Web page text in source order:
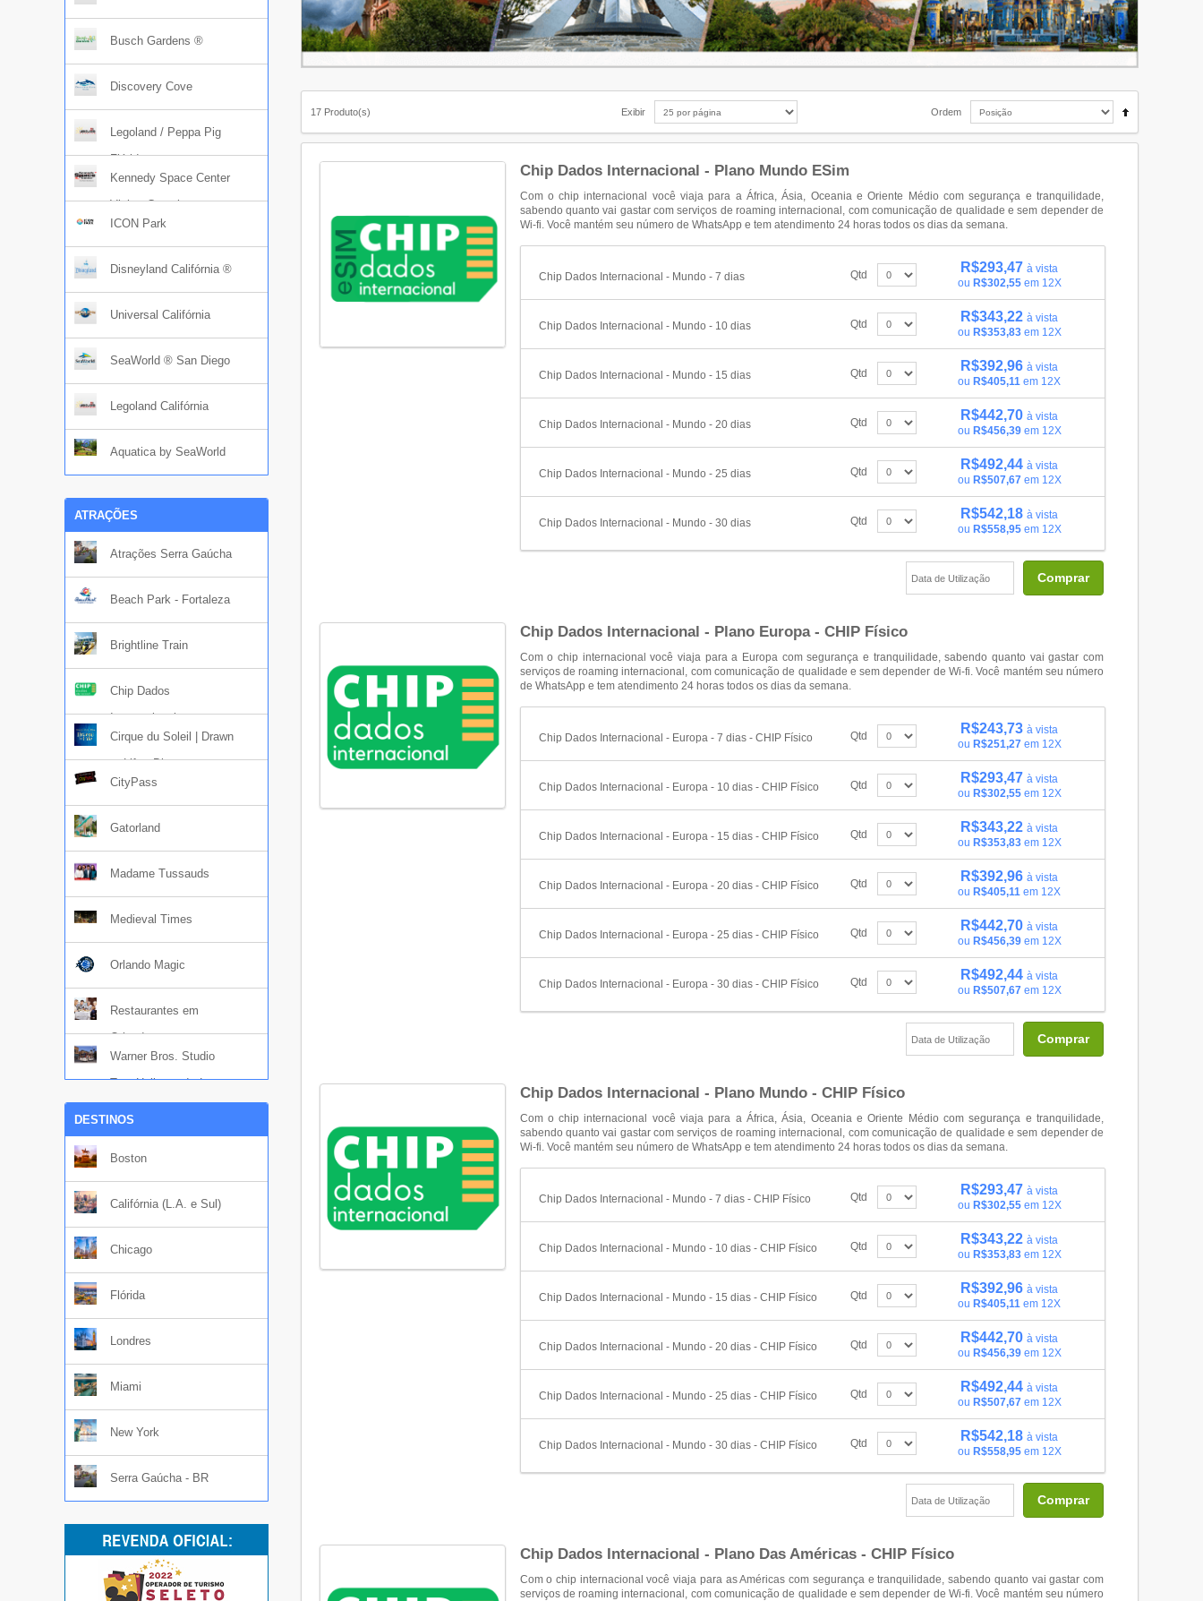
Busch Gardens ®
Discovery Cove
Legoland / Peppa Pig
Flórida
Kennedy Space Center
Visitor Complex
ICON Park
Disneyland Califórnia ®
Universal Califórnia
SeaWorld ® San Diego
Legoland Califórnia
Aquatica by SeaWorld
ATRAÇÕES
Atrações Serra Gaúcha
Beach Park - Fortaleza
Brightline Train
Chip Dados
Internacional
Cirque du Soleil | Drawn
to Life - Disney
CityPass
Gatorland
Madame Tussauds
Medieval Times
Orlando Magic
Restaurantes em
Orlando
Warner Bros. Studio
Tour Hollywood - Los
DESTINOS
Boston
Califórnia (L.A. e Sul)
Chicago
Flórida
Londres
Miami
New York
Serra Gaúcha - BR
17 Produto(s) Exibir Ordem
Chip Dados Internacional - Plano Mundo ESim
Com o chip internacional você viaja para a África, Ásia, Oceania e Oriente Médio com segurança e tranquilidade,
sabendo quanto vai gastar com serviços de roaming internacional, com comunicação de qualidade e sem depender de
Wi-fi. Você mantém seu número de WhatsApp e tem atendimento 24 horas todos os dias da semana.
Chip Dados Internacional - Mundo - 7 dias Qtd R$293,47à vista
ou R$302,55em 12X
Chip Dados Internacional - Mundo - 10 dias Qtd R$343,22à vista
ou R$353,83em 12X
Chip Dados Internacional - Mundo - 15 dias Qtd R$392,96à vista
ou R$405,11 em 12X
Chip Dados Internacional - Mundo - 20 dias Qtd R$442,70à vista
ou R$456,39em 12X
Chip Dados Internacional - Mundo - 25 dias Qtd R$492,44à vista
ou R$507,67em 12X
Chip Dados Internacional - Mundo - 30 dias Qtd R$542,18à vista
ou R$558,95em 12X
Comprar
Chip Dados Internacional - Plano Europa - CHIP Físico
Com o chip internacional você viaja para a Europa com segurança e tranquilidade, sabendo quanto vai gastar com
serviços de roaming internacional, com comunicação de qualidade e sem depender de Wi-fi. Você mantém seu número
de WhatsApp e tem atendimento 24 horas todos os dias da semana.
Chip Dados Internacional - Europa - 7 dias - CHIP Físico Qtd R$243,73à vista
ou R$251,27em 12X
Chip Dados Internacional - Europa - 10 dias - CHIP Físico Qtd R$293,47à vista
ou R$302,55em 12X
Chip Dados Internacional - Europa - 15 dias - CHIP Físico Qtd R$343,22à vista
ou R$353,83em 12X
Chip Dados Internacional - Europa - 20 dias - CHIP Físico Qtd R$392,96à vista
ou R$405,11 em 12X
Chip Dados Internacional - Europa - 25 dias - CHIP Físico Qtd R$442,70à vista
ou R$456,39em 12X
Chip Dados Internacional - Europa - 30 dias - CHIP Físico Qtd R$492,44à vista
ou R$507,67em 12X
Comprar
Chip Dados Internacional - Plano Mundo - CHIP Físico
Com o chip internacional você viaja para a África, Ásia, Oceania e Oriente Médio com segurança e tranquilidade,
sabendo quanto vai gastar com serviços de roaming internacional, com comunicação de qualidade e sem depender de
Wi-fi. Você mantém seu número de WhatsApp e tem atendimento 24 horas todos os dias da semana.
Chip Dados Internacional - Mundo - 7 dias - CHIP Físico Qtd R$293,47à vista
ou R$302,55em 12X
Chip Dados Internacional - Mundo - 10 dias - CHIP Físico Qtd R$343,22à vista
ou R$353,83em 12X
Chip Dados Internacional - Mundo - 15 dias - CHIP Físico Qtd R$392,96à vista
ou R$405,11 em 12X
Chip Dados Internacional - Mundo - 20 dias - CHIP Físico Qtd R$442,70à vista
ou R$456,39em 12X
Chip Dados Internacional - Mundo - 25 dias - CHIP Físico Qtd R$492,44à vista
ou R$507,67em 12X
Chip Dados Internacional - Mundo - 30 dias - CHIP Físico Qtd R$542,18à vista
ou R$558,95em 12X
Comprar
Chip Dados Internacional - Plano Das Américas - CHIP Físico
Com o chip internacional você viaja para as Américas com segurança e tranquilidade, sabendo quanto vai gastar com
serviços de roaming internacional, com comunicação de qualidade e sem depender de Wi-fi. Você mantém seu número